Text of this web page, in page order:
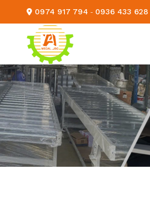
0974 917 794 - 0936 433 628